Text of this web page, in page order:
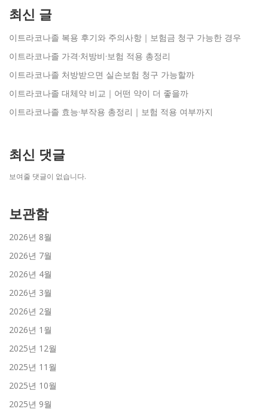
최신 글
이트라코나졸 복용 후기와 주의사항｜보험금 청구 가능한 경우
이트라코나졸 가격·처방비·보험 적용 총정리
이트라코나졸 처방받으면 실손보험 청구 가능할까
이트라코나졸 대체약 비교｜어떤 약이 더 좋을까
이트라코나졸 효능·부작용 총정리｜보험 적용 여부까지
최신 댓글
보여줄 댓글이 없습니다.
보관함
2026년 8월
2026년 7월
2026년 4월
2026년 3월
2026년 2월
2026년 1월
2025년 12월
2025년 11월
2025년 10월
2025년 9월